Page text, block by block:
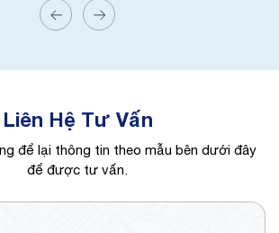
Liên Hệ Tư Vấn
để lại thông tin theo mẫu bên dưới đây
để được tư vấn.